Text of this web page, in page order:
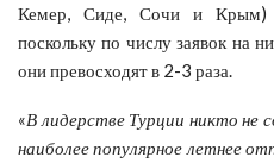
Кемер, Сиде, Сочи и Крым)
поскольку по числу заявок на
они превосходят в 2-3 раза.
«В лидерстве Турции никто не
наиболее популярное летнее